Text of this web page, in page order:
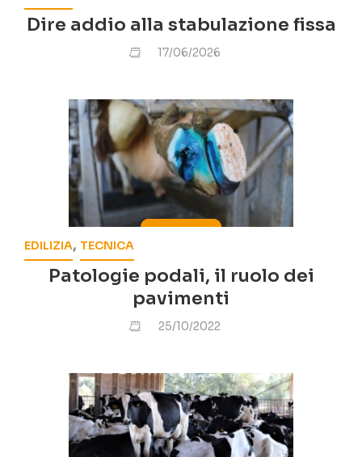
Dire addio alla stabulazione fissa
17/06/2026
EDILIZIA, TECNICA
Patologie podali, il ruolo dei
pavimenti
25/10/2022